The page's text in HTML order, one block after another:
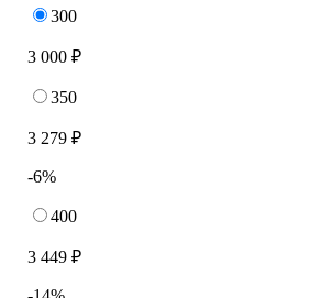
300
3 000 ₽
350
3 279 ₽
-6%
400
3 449 ₽